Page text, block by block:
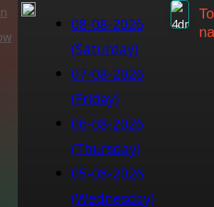
08-08-2026
(Saturday)
07-08-2026
(Friday)
06-08-2026
(Thursday)
05-08-2026
(Wednesday)